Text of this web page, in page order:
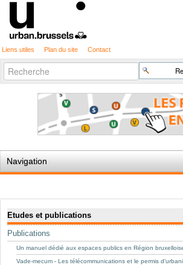
Liens utiles Plan du site Contact
Chercher par
Recherche
avancée…
Navigation
Règles du jeu
Permis d'urbanisme
Cartographie
Etudes et publications
Etudes et publications
Publications
Un manuel dédié aux espaces publics en Région
Vade-mecum - Les télécommunications et le permis